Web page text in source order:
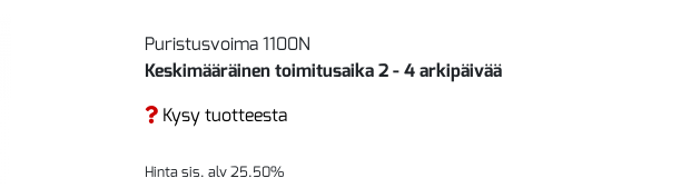
Puristusvoima 1100N
Keskimääräinen toimitusaika 2 - 4 arkipäivää
Kysy tuotteesta
Hinta sis. alv 25.50%